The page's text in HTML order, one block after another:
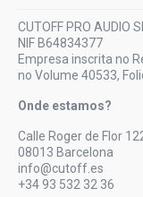
CUTOFF PRO AUDIO
NIF B64834377
Empresa inscrita no
no Volume 40533,
Onde estamos?
Calle Roger de Flor
08013 Barcelona
info@cutoff.es
+34 93 532 32 36